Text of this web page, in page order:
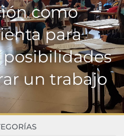
como
para
un trabajo